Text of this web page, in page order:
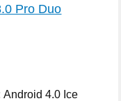
Pro Duo
4.0 Ice